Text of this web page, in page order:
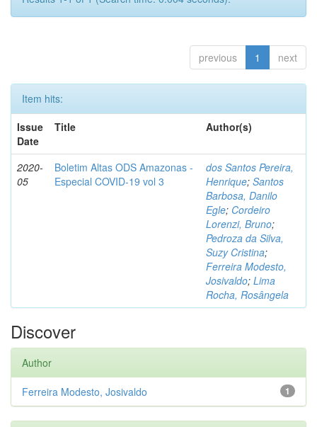
previous 1 next
Item hits:
Issue
Date
Title Author(s)
2020-
05
Boletim Altas ODS Amazonas -
Especial COVID-19 vol 3
dos Santos Pereira,
Henrique; Santos
Barbosa, Danilo
Egle; Cordeiro
Lorenzi, Bruno;
Pedroza da Silva,
Suzy Cristina;
Ferreira Modesto,
Josivaldo; Lima
Rocha, Rosângela
Discover
Author
1
Ferreira Modesto, Josivaldo